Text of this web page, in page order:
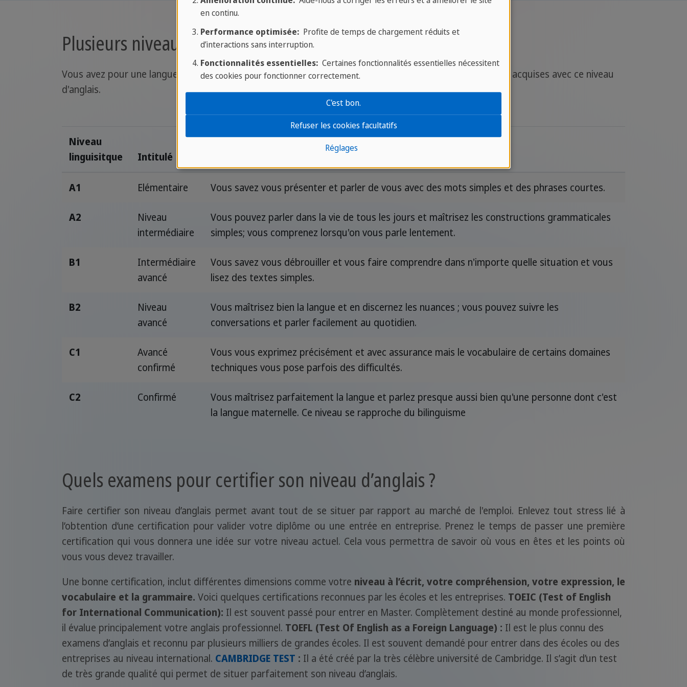
Plusieurs niveaux de langue
Vous avez pour une langue, un classement qui determine un niveau de langue precis et les compétences acquises avec ce niveau
d'anglais.
Niveau
linguisitque
Intitulé
A1 Elémentaire Vous savez vous présenter et parler de vous avec des mots simples et des phrases courtes.
A2
Niveau
intermédiaire
Vous pouvez parler dans la vie de tous les jours et maîtrisez les constructions grammaticales
simples; vous comprenez lorsqu'on vous parle lentement.
B1
Intermédiaire
avancé
Vous savez vous débrouiller et vous faire comprendre dans n'importe quelle situation et vous
lisez des textes simples.
B2
Niveau
avancé
Vous maîtrisez bien la langue et en discernez les nuances ; vous pouvez suivre les
conversations et parler facilement au quotidien.
C1
Avancé
confirmé
Vous vous exprimez précisément et avec assurance mais le vocabulaire de certains domaines
techniques vous pose parfois des difficultés.
C2 Confirmé
Vous maîtrisez parfaitement la langue et parlez presque aussi bien qu'une personne dont c'est
la langue maternelle. Ce niveau se rapproche du bilinguisme
Quels examens pour certifier son niveau d’anglais ?
Faire certifier son niveau d’anglais permet avant tout de se situer par rapport au marché de l'emploi. Enlevez tout stress lié à
l’obtention d’une certification pour valider votre diplôme ou une entrée en entreprise. Prenez le temps de passer une première
certification qui vous donnera une idée sur votre niveau actuel. Cela vous permettra de savoir où vous en êtes et les points où
vous vous devez travailler.
Une bonne certification, inclut différentes dimensions comme votre niveau à l’écrit, votre compréhension, votre expression, le
vocabulaire et la grammaire. Voici quelques certifications reconnues par les écoles et les entreprises. TOEIC (Test of English
for International Communication): Il est souvent passé pour entrer en Master. Complètement destiné au monde professionnel,
il évalue principalement votre anglais professionnel. TOEFL (Test Of English as a Foreign Language) : Il est le plus connu des
examens d’anglais et reconnu par plusieurs milliers de grandes écoles. Il est souvent demandé pour entrer dans des écoles ou des
entreprises au niveau international. CAMBRIDGE TEST : Il a été créé par la très célèbre université de Cambridge. Il s’agit d’un test
de très grande qualité qui permet de situer parfaitement son niveau d’anglais.
en continu.
Performance optimisée:Profite de temps de chargement réduits et
d’interactions sans interruption.
Fonctionnalités essentielles:Certaines fonctionnalités essentielles nécessitent
des cookies pour fonctionner correctement.
Réglages
Refuser les cookies facultatifs
C'est bon.